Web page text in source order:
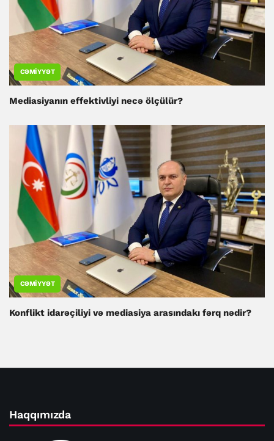
CƏMIYYƏT
Mediasiyanın effektivliyi necə ölçülür?
CƏMIYYƏT
Konflikt idarəçiliyi və mediasiya arasındakı fərq nədir?
Haqqımızda